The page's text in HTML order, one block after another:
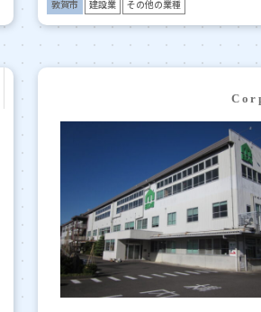
敦賀市 建設業 その他の業種